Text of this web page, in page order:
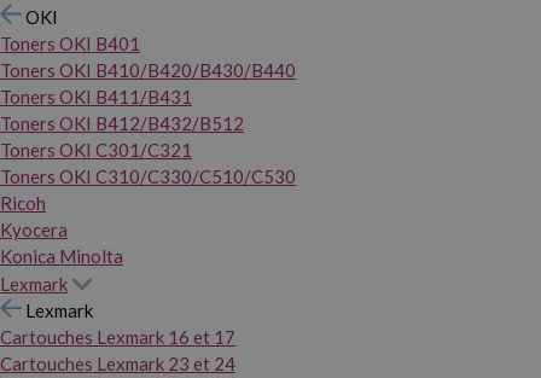
OKI
Toners OKI B401
Toners OKI B410/B420/B430/B440
Toners OKI B411/B431
Toners OKI B412/B432/B512
Toners OKI C301/C321
Toners OKI C310/C330/C510/C530
Ricoh
Kyocera
Konica Minolta
Lexmark
Lexmark
Cartouches Lexmark 16 et 17
Cartouches Lexmark 23 et 24